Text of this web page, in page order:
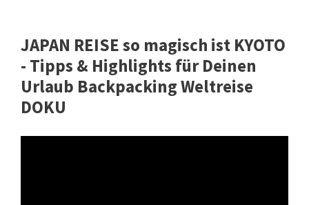
JAPAN REISE so magisch ist KYOTO
- Tipps & Highlights für Deinen
Urlaub Backpacking Weltreise
DOKU